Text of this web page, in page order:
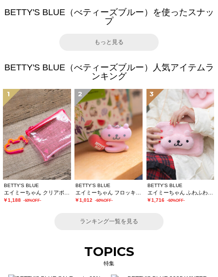
BETTY'S BLUE（べティーズブルー）を使ったスナッ
プ
もっと見る
BETTY'S BLUE（べティーズブルー）人気アイテムラ
ンキング
1
BETTY'S BLUE
￥1,188 -60%OFF-
2
BETTY'S BLUE
￥1,012 -60%OFF-
3
BETTY'S BLUE
エイミーちゃん ふわふわショルダーバッグ
￥1,716 -60%OFF-
ランキング一覧を見る
TOPICS
特集